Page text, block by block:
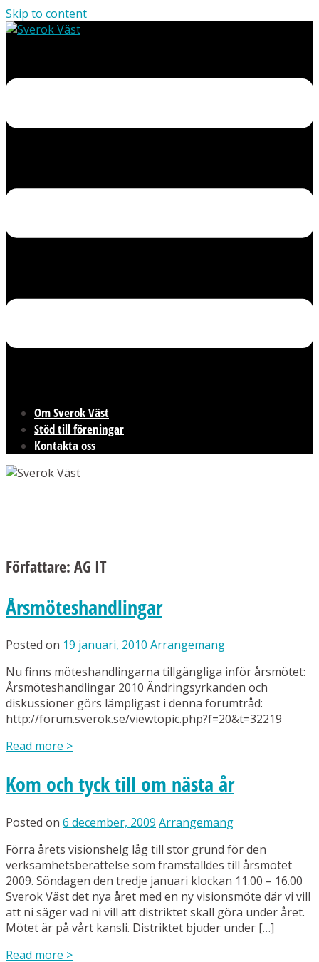
Skip to content
Om Sverok Väst
Stöd till föreningar
Kontakta oss
Författare: AG IT
Årsmöteshandlingar
Posted on 19 januari, 2010 Arrangemang
Nu finns möteshandlingarna tillgängliga inför årsmötet:
Årsmöteshandlingar 2010 Ändringsyrkanden och
diskussioner görs lämpligast i denna forumtråd:
http://forum.sverok.se/viewtopic.php?f=20&t=32219
Read more >
Kom och tyck till om nästa år
Posted on 6 december, 2009 Arrangemang
Förra årets visionshelg låg till stor grund för den
verksamhetsberättelse som framställdes till årsmötet
2009. Söndagen den tredje januari klockan 11.00 – 16.00
Sverok Väst det nya året med en ny visionsmöte där vi vill
att ni säger vad ni vill att distriktet skall göra under året.
Mötet är på vårt kansli. Distriktet bjuder under […]
Read more >